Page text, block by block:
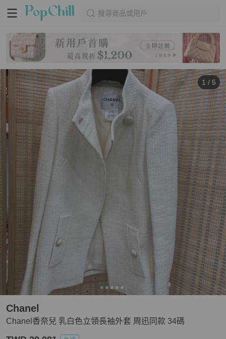
搜尋商品或用戶
1 / 5
Chanel香奈兒 乳白色立領長袖外套 周迅同款 34碼
Chanel